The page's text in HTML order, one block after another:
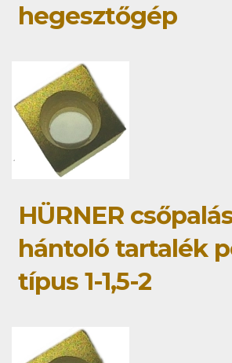
hegesztőgép
HÜRNER
hántoló tartalék
típus 1-1,5-2